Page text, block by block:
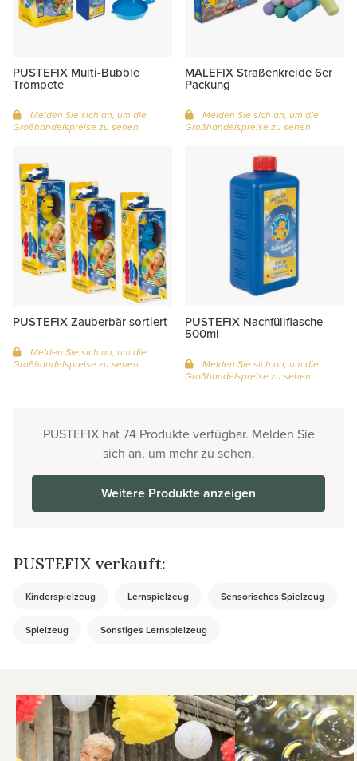
PUSTEFIX Multi-Bubble
Trompete
Melden Sie sich an, um die
Großhandelspreise zu sehen
MALEFIX Straßenkreide 6er
Packung
Melden Sie sich an, um die
Großhandelspreise zu sehen
PUSTEFIX Zauberbär sortiert
Melden Sie sich an, um die
Großhandelspreise zu sehen
PUSTEFIX Nachfüllflasche
500ml
Melden Sie sich an, um die
Großhandelspreise zu sehen
PUSTEFIX hat 74 Produkte verfügbar. Melden Sie
sich an, um mehr zu sehen.
Weitere Produkte anzeigen
PUSTEFIX verkauft:
Kinderspielzeug Lernspielzeug Sensorisches Spielzeug
Spielzeug Sonstiges Lernspielzeug